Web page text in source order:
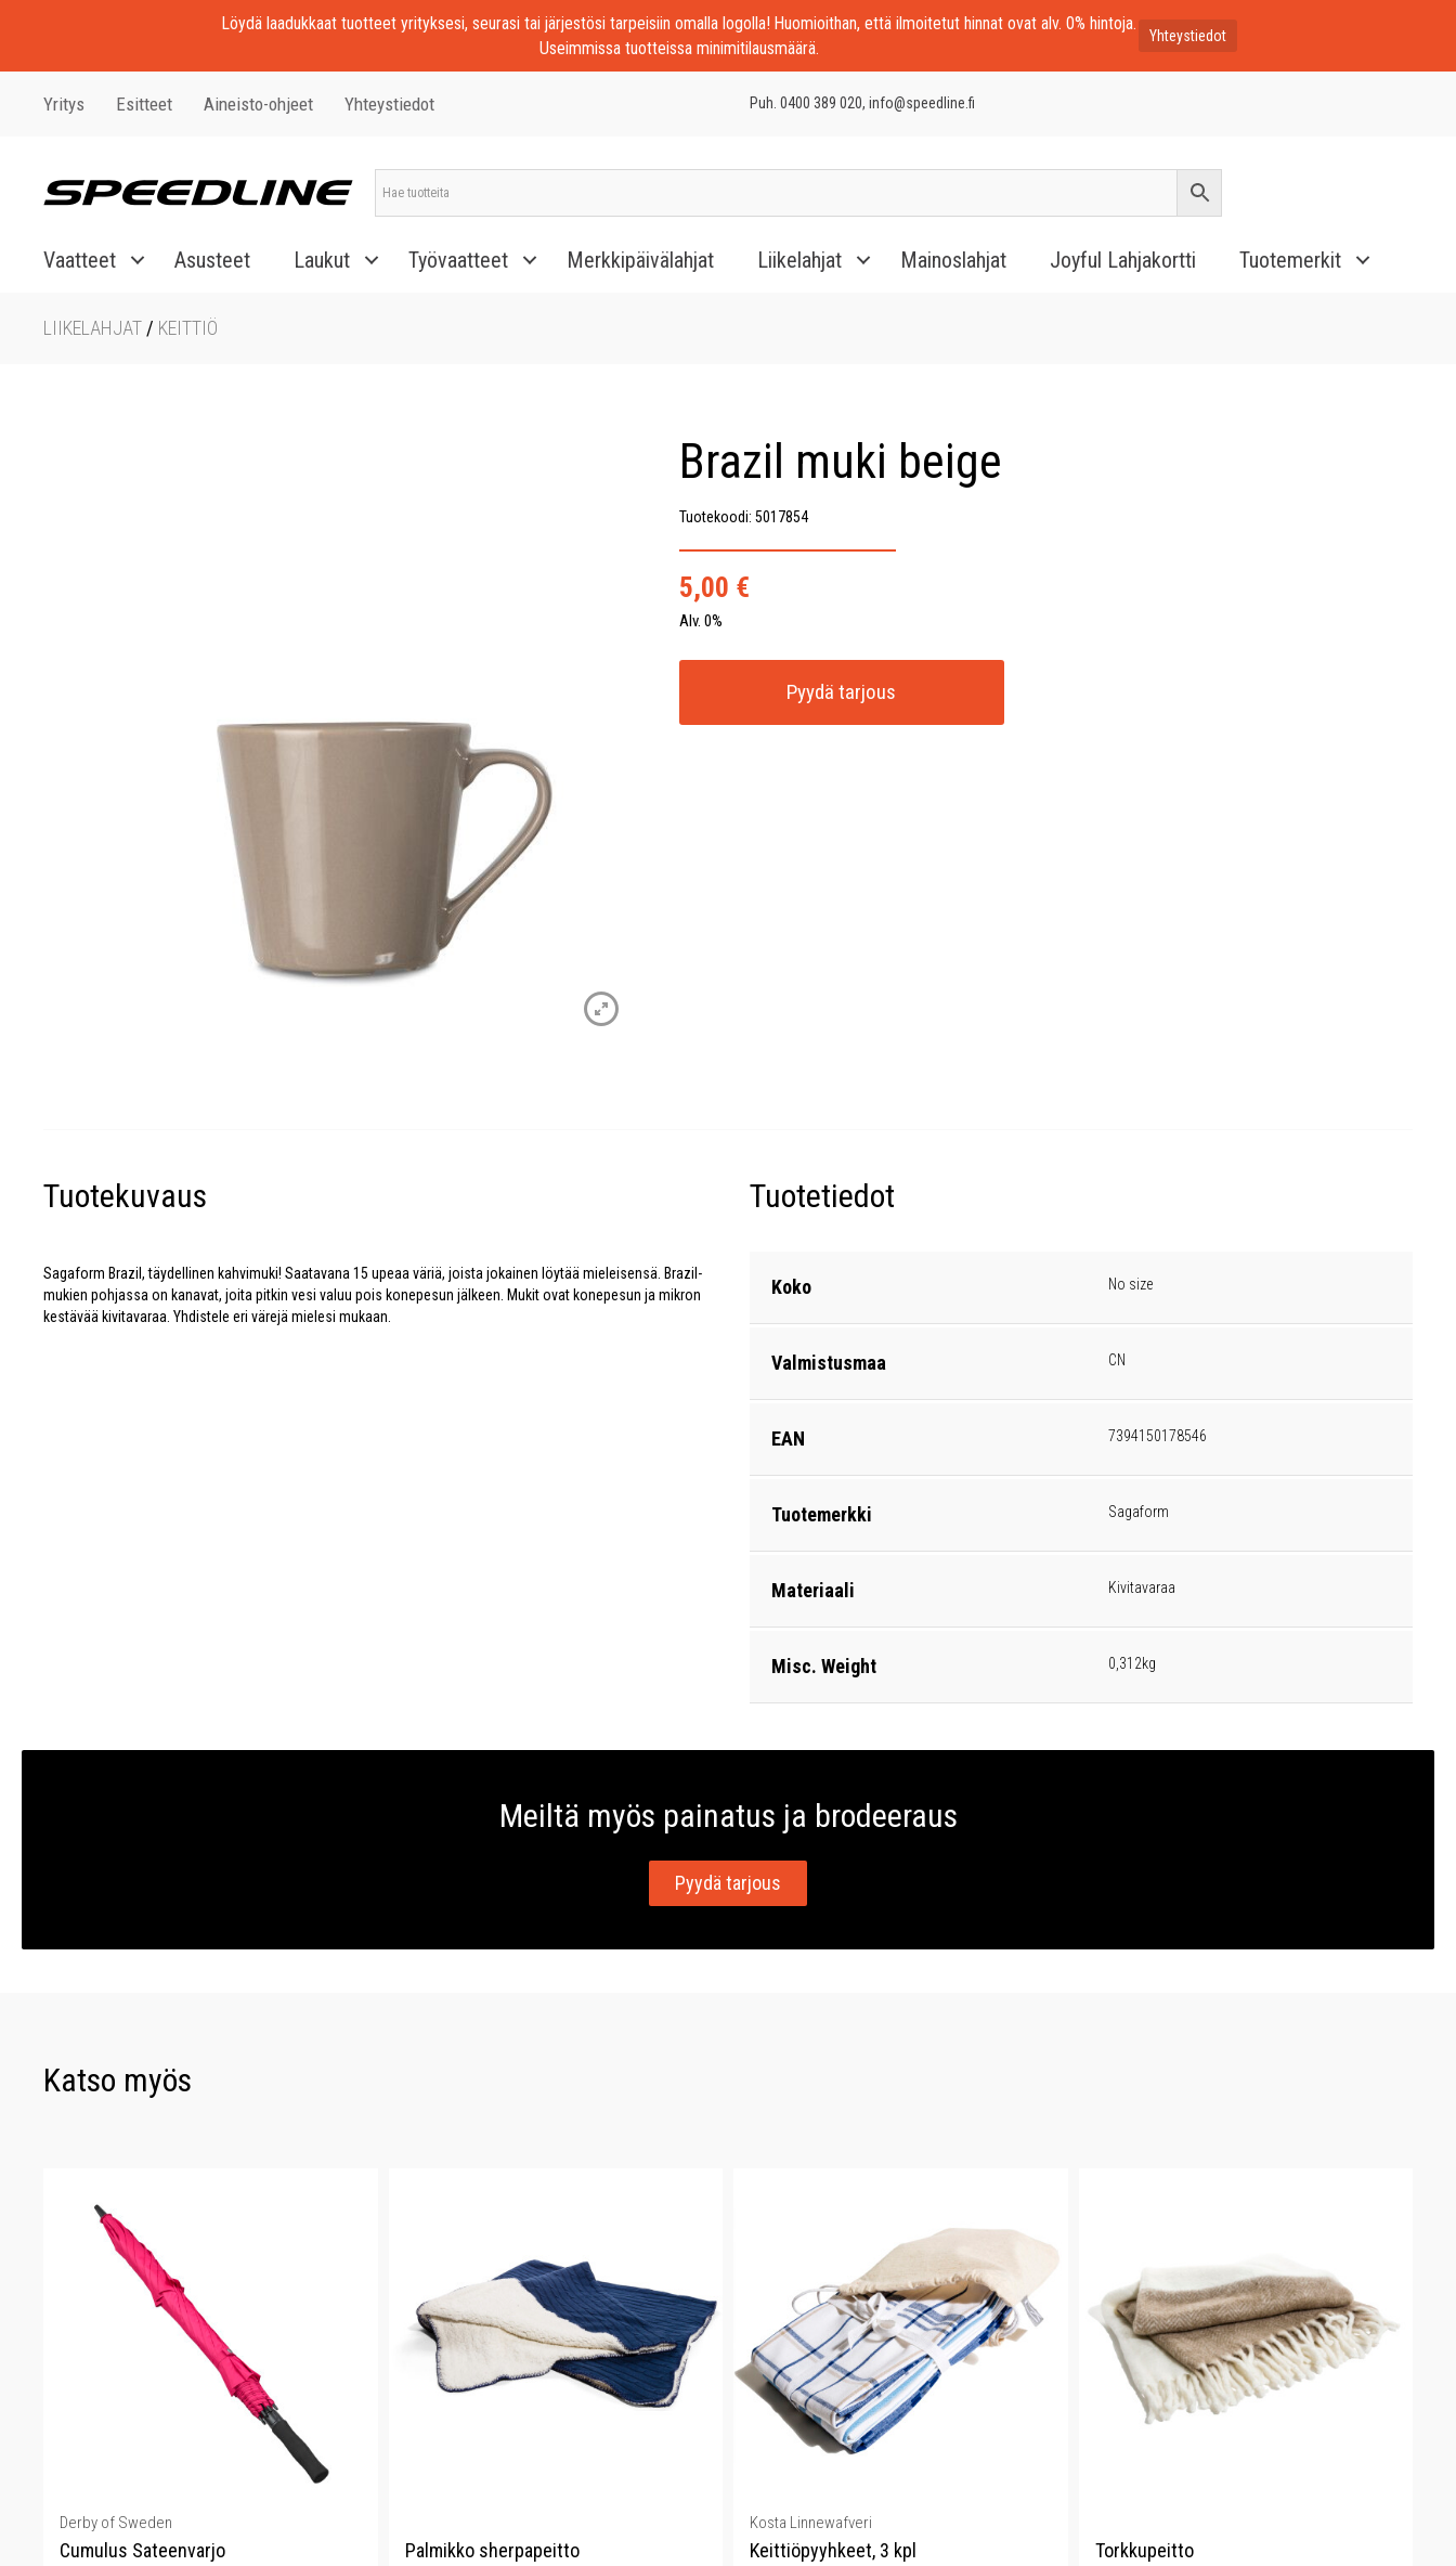
Löydä laadukkaat tuotteet yrityksesi, seurasi tai järjestösi tarpeisiin omalla logolla! Huomioithan, että ilmoitetut hinnat ovat alv. 0% hintoja.
Useimmissa tuotteissa minimitilausmäärä.
Yhteystiedot
Yritys Esitteet Aineisto-ohjeet Yhteystiedot Puh. 0400 389 020, info@speedline.fi
Vaatteet Asusteet Laukut Työvaatteet Merkkipäivälahjat Liikelahjat Mainoslahjat Joyful Lahjakortti Tuotemerkit
LIIKELAHJAT / KEITTIÖ
Brazil muki beige
Tuotekoodi: 5017854
5,00 €
Alv. 0%
Pyydä tarjous
Tuotekuvaus
Sagaform Brazil, täydellinen kahvimuki! Saatavana 15 upeaa väriä, joista jokainen löytää mieleisensä. Brazil-
mukien pohjassa on kanavat, joita pitkin vesi valuu pois konepesun jälkeen. Mukit ovat konepesun ja mikron
kestävää kivitavaraa. Yhdistele eri värejä mielesi mukaan.
Tuotetiedot
Koko No size
Valmistusmaa CN
EAN 7394150178546
Tuotemerkki Sagaform
Materiaali Kivitavaraa
Misc. Weight 0,312kg
Meiltä myös painatus ja brodeeraus
Pyydä tarjous
Katso myös
Derby of Sweden
Cumulus Sateenvarjo Palmikko sherpapeitto
Kosta Linnewafveri
Keittiöpyyhkeet, 3 kpl Torkkupeitto